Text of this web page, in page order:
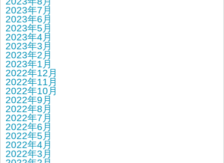
2023年7月
2023年6月
2023年5月
2023年4月
2023年3月
2023年2月
2023年1月
2022年12月
2022年11月
2022年10月
2022年9月
2022年8月
2022年7月
2022年6月
2022年5月
2022年4月
2022年3月